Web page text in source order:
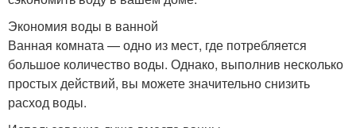
Экономия воды в ванной
Ванная комната — одно из мест, где потребляется
большое количество воды. Однако, выполнив несколько
простых действий, вы можете значительно снизить
расход воды.